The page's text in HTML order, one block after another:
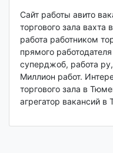
Сайт работы авито
торгового зала вахта
работа работником
прямого
суперджоб, работа
Миллион работ.
торгового зала в
агрегатор вакансий